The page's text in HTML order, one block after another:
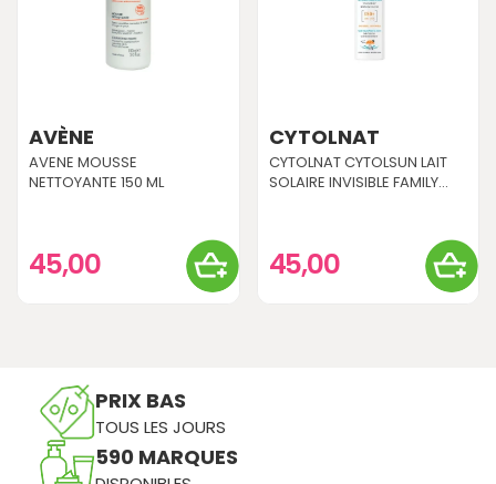
AVÈNE
AVENE MOUSSE
NETTOYANTE 150 ML
45,00
CYTOLNAT
CYTOLNAT CYTOLSUN LAIT
SOLAIRE INVISIBLE FAMILY...
45,00
PRIX BAS
TOUS LES JOURS
590 MARQUES